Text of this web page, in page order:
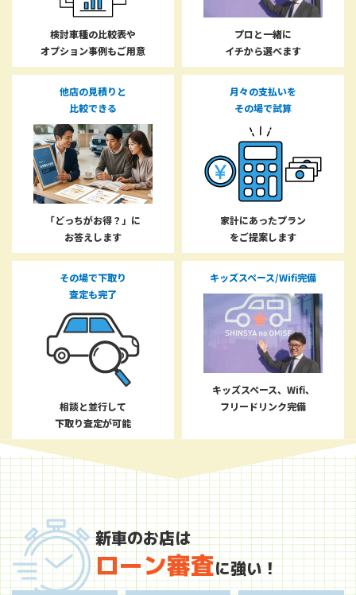
検討車種の比較表や
オプション事例もご用意
プロと一緒に
イチから選べます
他店の見積りと
比較できる
「どっちがお得？」に
お答えします
月々の支払いを
その場で試算
家計にあったプラン
をご提案します
その場で下取り
査定も完了
相談と並行して
下取り査定が可能
キッズスペース/Wifi完備
キッズスペース、Wifi、
フリードリンク完備
新車のお店は
ローン審査に強い！